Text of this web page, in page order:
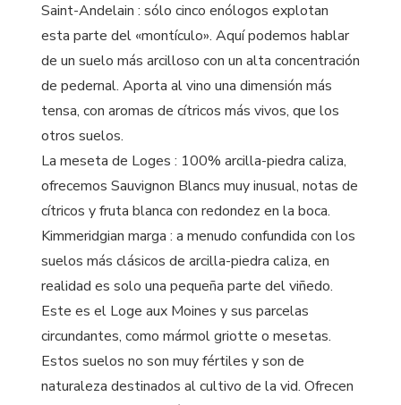
Saint-Andelain : sólo cinco enólogos explotan
esta parte del «montículo». Aquí podemos hablar
de un suelo más arcilloso con un alta concentración
de pedernal. Aporta al vino una dimensión más
tensa, con aromas de cítricos más vivos, que los
otros suelos.
La meseta de Loges : 100% arcilla-piedra caliza,
ofrecemos Sauvignon Blancs muy inusual, notas de
cítricos y fruta blanca con redondez en la boca.
Kimmeridgian marga : a menudo confundida con los
suelos más clásicos de arcilla-piedra caliza, en
realidad es solo una pequeña parte del viñedo.
Este es el Loge aux Moines y sus parcelas
circundantes, como mármol griotte o mesetas.
Estos suelos no son muy fértiles y son de
naturaleza destinados al cultivo de la vid. Ofrecen